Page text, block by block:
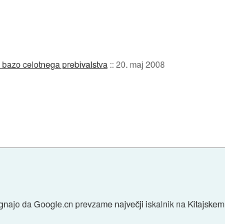
celotnega prebivalstva ::20. maj 2008
da Google.cn prevzame največji iskalnik na Kitajskem